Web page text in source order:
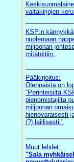
valtakirjojen
KSP:n
nuolemaan
miljoonan
mitätöitiin.
Pääkirjoitus:
Olennaista on
"Perinteisiltä
pienomistajilta
miljoonan
hienovaraisesti
(?) laillisesti."
Muut lehdet:
"Sala